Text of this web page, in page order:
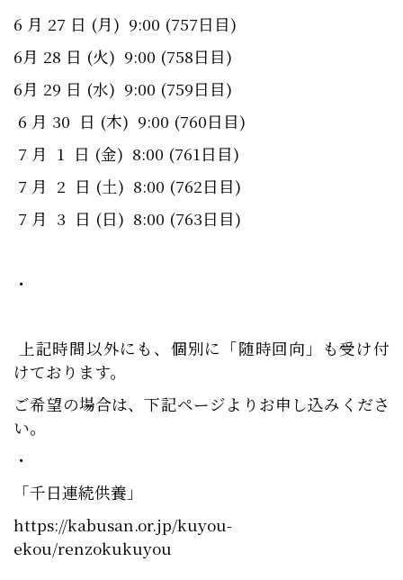
6 月 27 日 (月) 9:00 (757日目)
6月 28 日 (火) 9:00 (758日目)
6月 29 日 (水) 9:00 (759日目)
6 月 30 日 (木) 9:00 (760日目)
7 月 1 日 (金) 8:00 (761日目)
7 月 2 日 (土) 8:00 (762日目)
7 月 3 日 (日) 8:00 (763日目)
・
上記時間以外にも、個別に「随時回向」も受け付
けております。
ご希望の場合は、下記ページよりお申し込みくださ
い。
・
「千日連続供養」
https://kabusan.or.jp/kuyou-
ekou/renzokukuyou